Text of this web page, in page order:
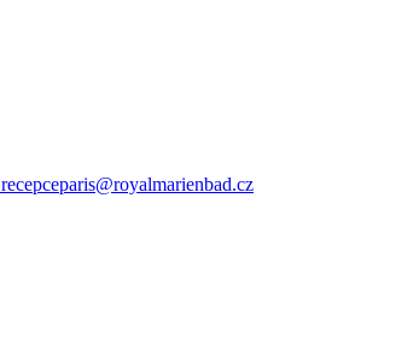
recepceparis@royalmarienbad.cz